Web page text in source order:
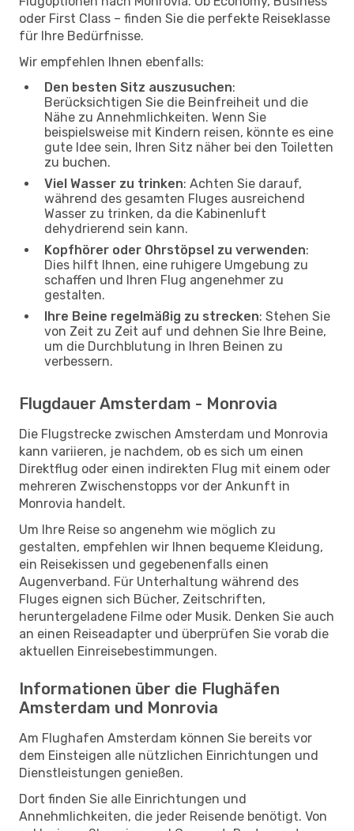
oder First Class – finden Sie die perfekte Reiseklasse
für Ihre Bedürfnisse.
Wir empfehlen Ihnen ebenfalls:
Den besten Sitz auszusuchen:
Berücksichtigen Sie die Beinfreiheit und die
Nähe zu Annehmlichkeiten. Wenn Sie
beispielsweise mit Kindern reisen, könnte es eine
gute Idee sein, Ihren Sitz näher bei den Toiletten
zu buchen.
Viel Wasser zu trinken: Achten Sie darauf,
während des gesamten Fluges ausreichend
Wasser zu trinken, da die Kabinenluft
dehydrierend sein kann.
Kopfhörer oder Ohrstöpsel zu verwenden:
Dies hilft Ihnen, eine ruhigere Umgebung zu
schaffen und Ihren Flug angenehmer zu
gestalten.
Ihre Beine regelmäßig zu strecken: Stehen Sie
von Zeit zu Zeit auf und dehnen Sie Ihre Beine,
um die Durchblutung in Ihren Beinen zu
verbessern.
Flugdauer Amsterdam - Monrovia
Die Flugstrecke zwischen Amsterdam und Monrovia
kann variieren, je nachdem, ob es sich um einen
Direktflug oder einen indirekten Flug mit einem oder
mehreren Zwischenstopps vor der Ankunft in
Monrovia handelt.
Um Ihre Reise so angenehm wie möglich zu
gestalten, empfehlen wir Ihnen bequeme Kleidung,
ein Reisekissen und gegebenenfalls einen
Augenverband. Für Unterhaltung während des
Fluges eignen sich Bücher, Zeitschriften,
heruntergeladene Filme oder Musik. Denken Sie auch
an einen Reiseadapter und überprüfen Sie vorab die
aktuellen Einreisebestimmungen.
Informationen über die Flughäfen
Amsterdam und Monrovia
Am Flughafen Amsterdam können Sie bereits vor
dem Einsteigen alle nützlichen Einrichtungen und
Dienstleistungen genießen.
Dort finden Sie alle Einrichtungen und
Annehmlichkeiten, die jeder Reisende benötigt. Von